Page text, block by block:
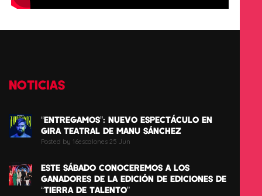
NOTICIAS
“ENTREGAMOS”: NUEVO ESPECTÁCULO EN
GIRA TEATRAL DE MANU SÁNCHEZ
Posted by 16escalones 25 Jun
ESTE SÁBADO CONOCEREMOS A LOS
GANADORES DE LA EDICIÓN DE EDICIONES DE
“TIERRA DE TALENTO”